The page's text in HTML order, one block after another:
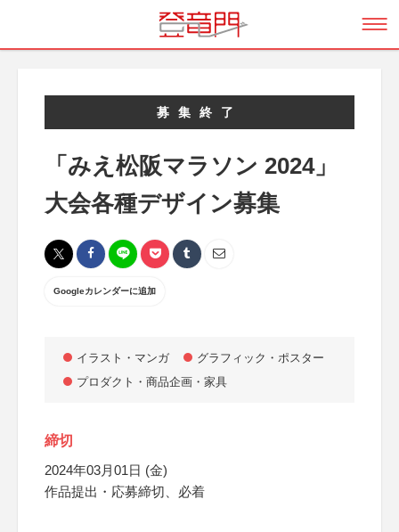
募集終了
「みえ松阪マラソン 2024」
大会各種デザイン募集
Googleカレンダーに追加
イラスト・マンガ
グラフィック・ポスター
プロダクト・商品企画・家具
締切
2024年03月01日 (金)
作品提出・応募締切、必着